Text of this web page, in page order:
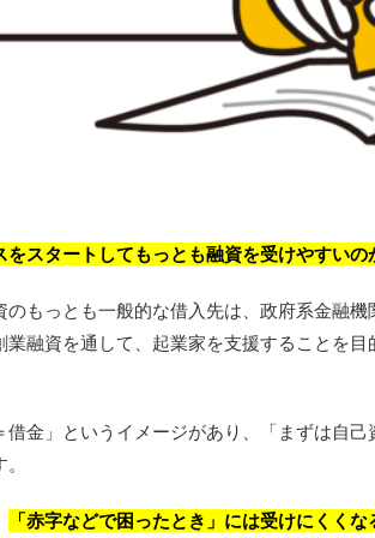
をスタートしてもっとも融資を受けやすい
のもっとも一般的な借入先は、政府系金融
業融資を通して、起業家を支援することを
借金」というイメージがあり、「まずは自
「赤字などで困ったとき」には受けにくく